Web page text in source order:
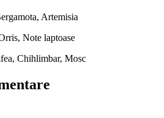
Artemisia
Note laptoase
Chihlimbar, Mosc